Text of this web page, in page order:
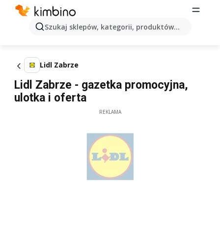
Szukaj sklepów, kategorii, produktów...
Lidl Zabrze
Lidl Zabrze - gazetka promocyjna,
ulotka i oferta
REKLAMA